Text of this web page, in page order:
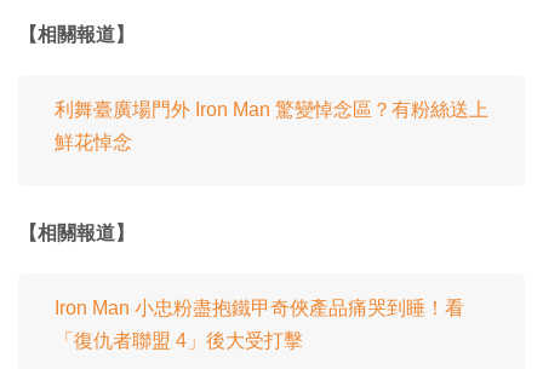
【相關報道】
利舞臺廣場門外 Iron Man 驚變悼念區？有粉絲送上
鮮花悼念
【相關報道】
Iron Man 小忠粉盡抱鐵甲奇俠產品痛哭到睡！看
「復仇者聯盟 4」後大受打擊